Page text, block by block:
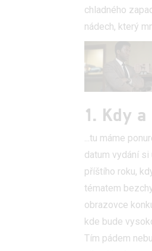
chladného
nádech, který
1. Kdy
...tu máme
datum vydání
příštího roku,
tématem
obrazovce
kde bude
Tím pádem